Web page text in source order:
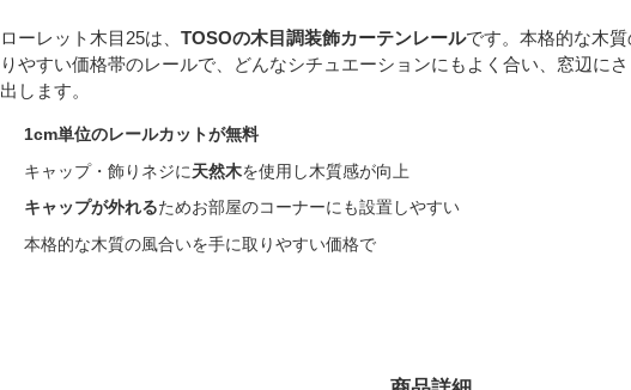
ローレット木目25は、 TOSOの木目調装飾カーテンレールです。本格的な木
りやすい価格帯のレールで、どんなシチュエーションにもよく合い、窓辺に
出します。
1cm単位のレールカットが無料
キャップ・飾りネジに天然木を使用し木質感が向上
キャップが外れるためお部屋のコーナーにも設置しやすい
本格的な木質の風合いを手に取りやすい価格で